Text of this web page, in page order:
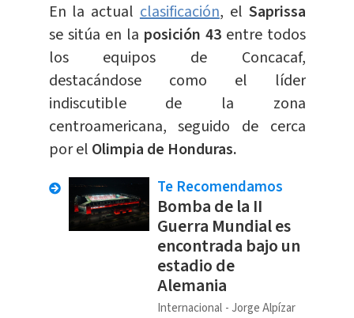
En la actual clasificación, el Saprissa
se sitúa en la posición 43 entre todos
los equipos de Concacaf,
destacándose como el líder
indiscutible de la zona
centroamericana, seguido de cerca
por el Olimpia de Honduras.
Te Recomendamos
Bomba de la II
Guerra Mundial es
encontrada bajo un
estadio de
Alemania
Internacional Jorge Alpízar